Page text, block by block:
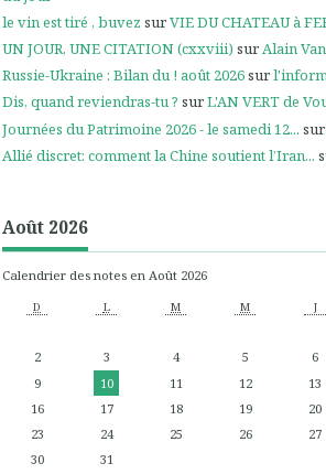
le vin est tiré , buvez surVIE DU CHATEAU à
UN JOUR, UNE CITATION (cxxviii) surAlain
Russie-Ukraine : Bilan du ! août 2026sur
Dis, quand reviendras-tu ? surL'AN VERT de
Journées du Patrimoine 2026 - le samedi 12... sur
Allié discret: comment la Chine soutient l’Iran...
Août 2026
Calendrier des notes en Août 2026
D L M M J
2
3 4 5 6
9
10 11 12 13
16
17 18 19 20
23
24 25 26 27
30
31